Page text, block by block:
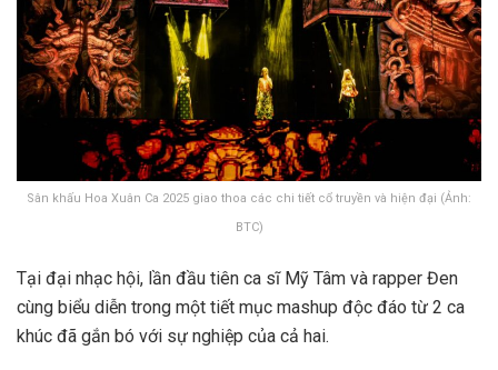
Sân khấu Hoa Xuân Ca 2025 giao thoa các chi tiết cổ truyền và hiện đại (Ảnh:
BTC)
Tại đại nhạc hội, lần đầu tiên ca sĩ Mỹ Tâm và rapper Đen
cùng biểu diễn trong một tiết mục mashup độc đáo từ 2 ca
khúc đã gắn bó với sự nghiệp của cả hai.